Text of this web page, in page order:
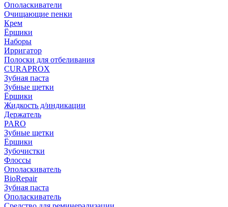
Ополаскиватели
Очищающие пенки
Крем
Ёршики
Наборы
Ирригатор
Полоски для отбеливания
CURAPROX
Зубная паста
Зубные щетки
Ёршики
Жидкость д/индикации
Держатель
PARO
Зубные щетки
Ёршики
Зубочистки
Флоссы
Ополаскиватель
BioRepair
Зубная паста
Ополаскиватель